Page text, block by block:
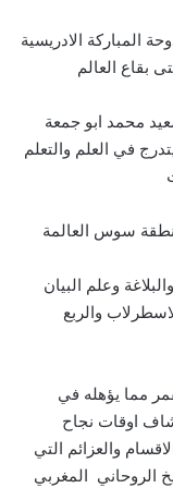
المباركة الادريسية
بقاع العالم
محمد ابو جمعة
في العلم والتعلم
سوس العالمة
وعلم البيان
والربع
مما يؤهله في
اوقات نجاح
والعزائم التي
الروحاني المغربي